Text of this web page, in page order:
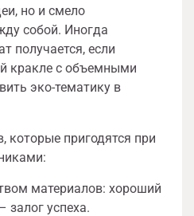
но и смело
собой. Иногда
получается, если
кракле с объемными
эко-тематику в
которые пригодятся при
материалов: хороший
залог успеха.